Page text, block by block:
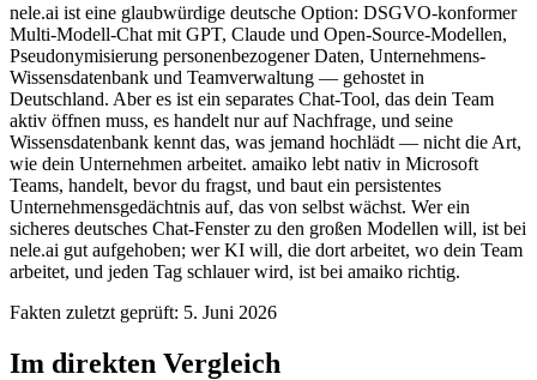
nele.ai ist eine glaubwürdige deutsche Option: DSGVO-konformer
Multi-Modell-Chat mit GPT, Claude und Open-Source-Modellen,
Pseudonymisierung personenbezogener Daten, Unternehmens-
Wissensdatenbank und Teamverwaltung — gehostet in
Deutschland. Aber es ist ein separates Chat-Tool, das dein Team
aktiv öffnen muss, es handelt nur auf Nachfrage, und seine
Wissensdatenbank kennt das, was jemand hochlädt — nicht die Art,
wie dein Unternehmen arbeitet. amaiko lebt nativ in Microsoft
Teams, handelt, bevor du fragst, und baut ein persistentes
Unternehmensgedächtnis auf, das von selbst wächst. Wer ein
sicheres deutsches Chat-Fenster zu den großen Modellen will, ist bei
nele.ai gut aufgehoben; wer KI will, die dort arbeitet, wo dein Team
arbeitet, und jeden Tag schlauer wird, ist bei amaiko richtig.
Fakten zuletzt geprüft: 5. Juni 2026
Im direkten Vergleich